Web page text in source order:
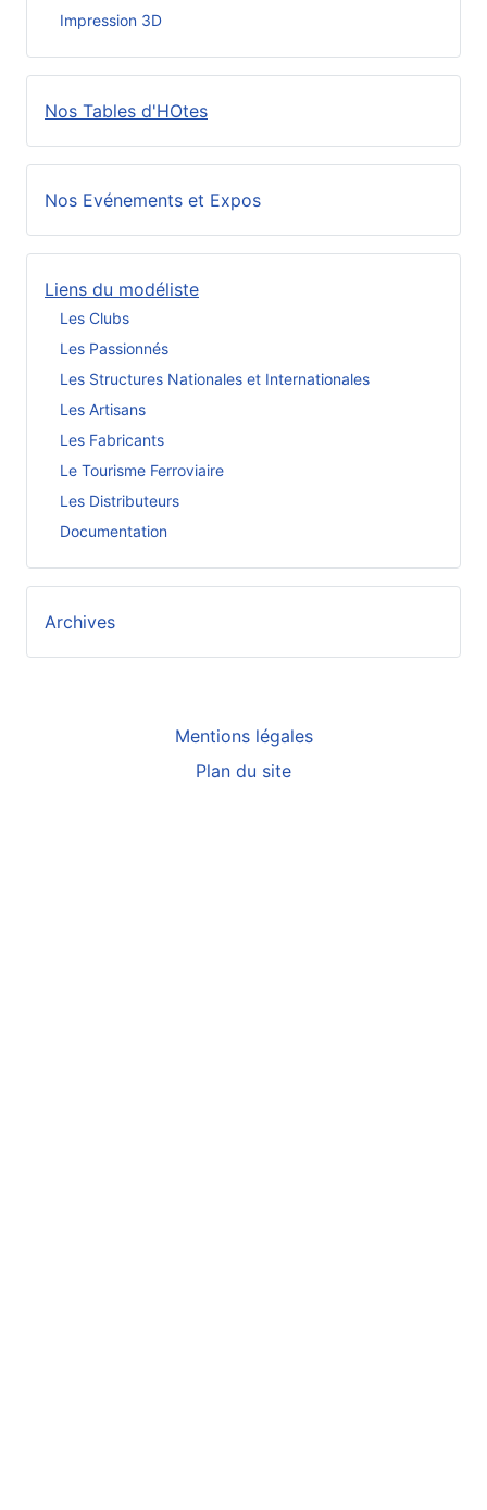
Impression 3D
Nos Tables d'HOtes
Nos Evénements et Expos
Liens du modéliste
Les Clubs
Les Passionnés
Les Structures Nationales et Internationales
Les Artisans
Les Fabricants
Le Tourisme Ferroviaire
Les Distributeurs
Documentation
Archives
Mentions légales
Plan du site